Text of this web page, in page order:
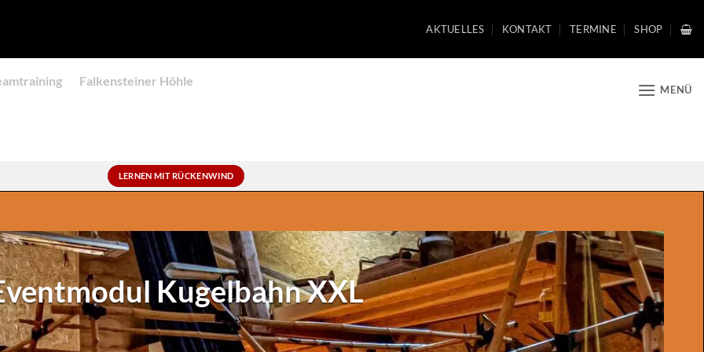
AKTUELLES KONTAKT TERMINE SHOP
Falkensteiner Höhle
MENÜ
LERNEN MIT RÜCKENWIND
Kugelbahn XXL